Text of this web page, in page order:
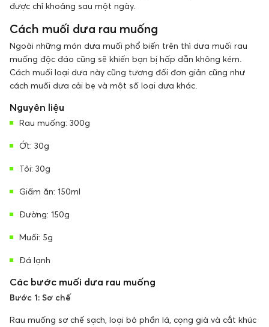
được chỉ khoảng sau một ngày.
Cách muối dưa rau muống
Ngoài những món dưa muối phổ biến trên thì dưa muối rau
muống độc đáo cũng sẽ khiến bạn bị hấp dẫn không kém.
Cách muối loại dưa này cũng tương đối đơn giản cũng như
cách muối dưa cải bẹ và một số loại dưa khác.
Nguyên liệu
Rau muống: 300g
Ớt: 30g
Tỏi: 30g
Giấm ăn: 150ml
Đường: 150g
Muối: 5g
Đá lạnh
Các bước muối dưa rau muống
Bước 1: Sơ chế
Rau muống sơ chế sạch, loại bỏ phần lá, cọng già và cắt khúc